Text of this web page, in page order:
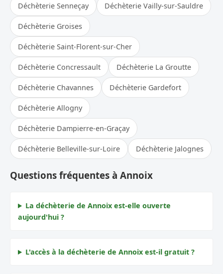
Déchèterie Senneçay Déchèterie Vailly-sur-Sauldre
Déchèterie Groises
Déchèterie Saint-Florent-sur-Cher
Déchèterie Concressault Déchèterie La Groutte
Déchèterie Chavannes Déchèterie Gardefort
Déchèterie Allogny
Déchèterie Dampierre-en-Graçay
Déchèterie Belleville-sur-Loire Déchèterie Jalognes
Questions fréquentes à Annoix
La déchèterie de Annoix est-elle ouverte
aujourd'hui ?
L'accès à la déchèterie de Annoix est-il gratuit ?